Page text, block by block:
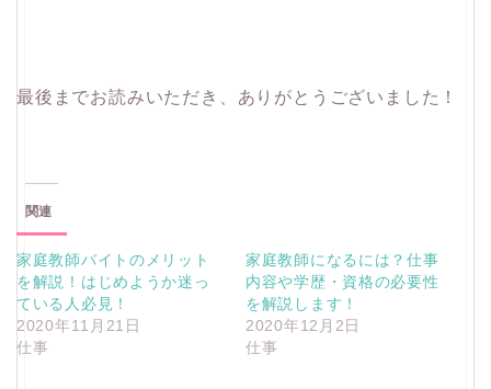
最後までお読みいただき、ありがとうございました！
関連
家庭教師バイトのメリット
を解説！はじめようか迷っ
ている人必見！
2020年11月21日
仕事
家庭教師になるには？仕事
内容や学歴・資格の必要性
を解説します！
2020年12月2日
仕事